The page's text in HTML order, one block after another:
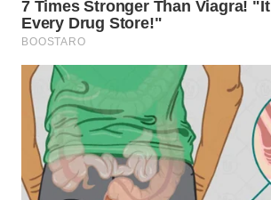
WN
CIANJUR
WN
KEPULAUAN
SERIBU
WN
TANGERANG